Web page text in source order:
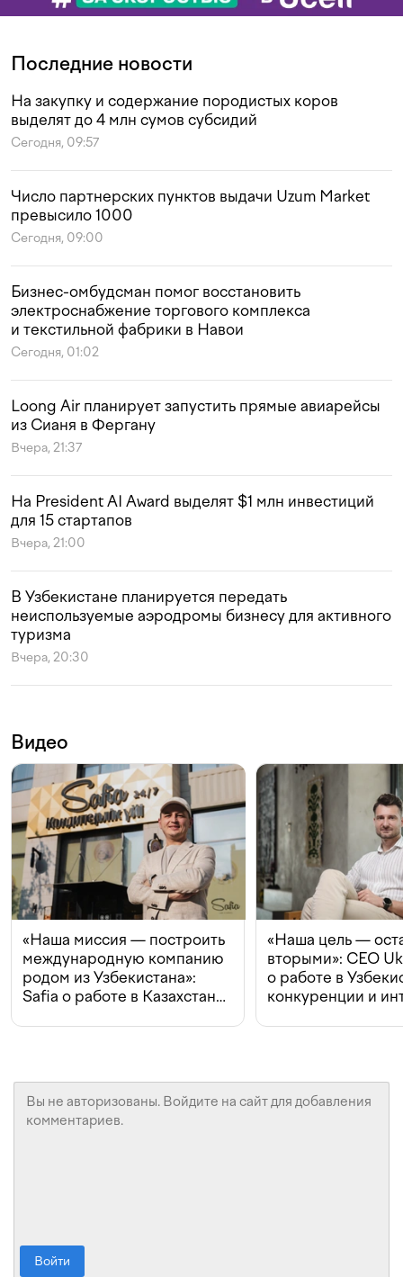
Последние новости
На закупку и содержание породистых коров
выделят до 4 млн сумов субсидий
Сегодня, 09:57
Число партнерских пунктов выдачи Uzum Market
превысило 1000
Сегодня, 09:00
Бизнес-омбудсман помог восстановить
электроснабжение торгового комплекса
и текстильной фабрики в Навои
Сегодня, 01:02
Loong Air планирует запустить прямые авиарейсы
из Сианя в Фергану
Вчера, 21:37
На President AI Award выделят $1 млн инвестиций
для 15 стартапов
Вчера, 21:00
В Узбекистане планируется передать
неиспользуемые аэродромы бизнесу для активного
туризма
Вчера, 20:30
Видео
«Наша миссия — построить
международную компанию
родом из Узбекистана»:
Safia о работе в Казахстане,
«Наша цель —
вторыми»: CEO
о работе в
конкуренции и
Войти